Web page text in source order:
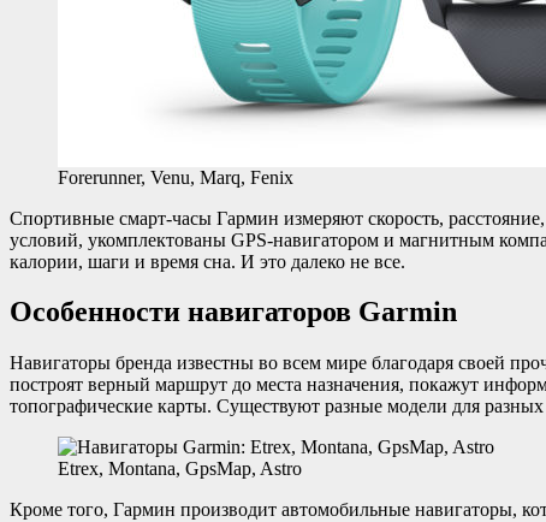
Forerunner, Venu, Marq, Fenix
Спортивные смарт-часы Гармин измеряют скорость,
условий, укомплектованы GPS-навигатором и магнитным
калории, шаги и время сна. И это далеко не все.
Особенности навигаторов Garmin
Навигаторы бренда известны во всем мире благодаря своей
построят верный маршрут до места назначения, покажут
топографические карты. Существуют разные модели для
Etrex, Montana, GpsMap, Astro
Кроме того, Гармин производит автомобильные навигаторы,